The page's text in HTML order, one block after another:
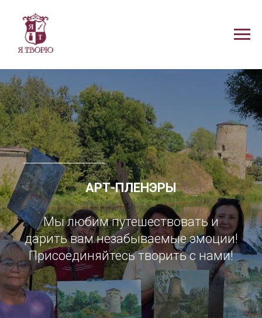
АРТ-ПЛЕНЭРЫ
Мы любим путешествовать и
дарить вам незабываемые эмоции!
Присоединяйтесь творить с нами!